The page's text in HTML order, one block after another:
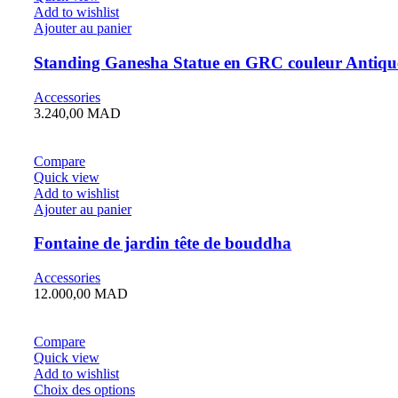
Add to wishlist
Ajouter au panier
Standing Ganesha Statue en GRC couleur
Accessories
3.240,00 MAD
Compare
Quick view
Add to wishlist
Ajouter au panier
Fontaine de jardin tête de bouddha
Accessories
12.000,00 MAD
Compare
Quick view
Add to wishlist
Choix des options